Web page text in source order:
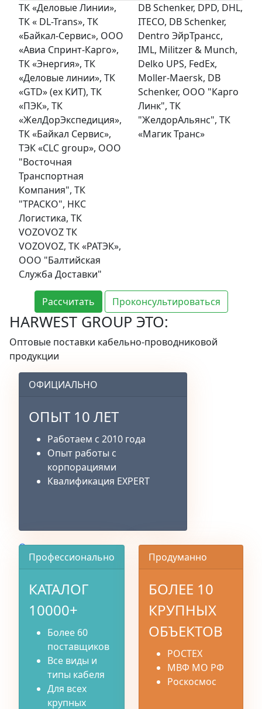
ТК «Деловые Линии»,
ТК « DL-Trans», ТК
«Байкал-Сервис», ООО
«Авиа Спринт-Карго»,
ТК «Энергия», ТК
«Деловые линии», ТК
«GTD» (ex КИТ), ТК
«ПЭК», ТК
«ЖелДорЭкспедиция»,
ТК «Байкал Сервис»,
ТЭК «CLC group», OOO
"Восточная
Транспортная
Компания", ТК
"ТРАСКО", НКС
Логистика, ТК
VOZOVOZ ТК
VOZOVOZ, ТК «РАТЭК»,
ООО "Балтийская
Служба Доставки"
DB Schenker, DPD, DHL,
ITECO, DB Schenker,
Dentro ЭйрТрансс,
IML, Militzer & Munch,
Delko UPS, FedEx,
Moller-Maersk, DB
Schenker, ООО "Карго
Линк", ТК
"ЖелдорАльянс", ТК
«Магик Транс»
Рассчитать Проконсультироваться
HARWEST GROUP ЭТО:
Оптовые поставки кабельно-проводниковой
продукции
ОФИЦИАЛЬНО
ОПЫТ 10 ЛЕТ
Работаем с 2010 года
Опыт работы с
корпорациями
Квалификация EXPERT
О компании
Профессионально
КАТАЛОГ
10000+
Более 60
поставщиков
Все виды и
типы кабеля
Для всех
крупных
Продуманно
БОЛЕЕ 10
КРУПНЫХ
ОБЪЕКТОВ
РОСТЕХ
МВФ МО РФ
Роскосмос